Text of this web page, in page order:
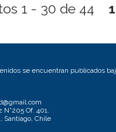
1 - 30 de 44 1
se encuentran publicados
Of. 401.
Chile